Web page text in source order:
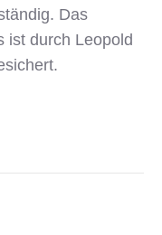
Das
ist durch Leopold